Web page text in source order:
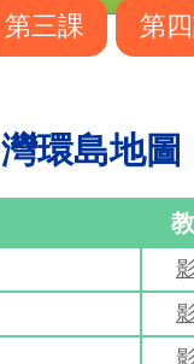
第三課 第
環島地圖